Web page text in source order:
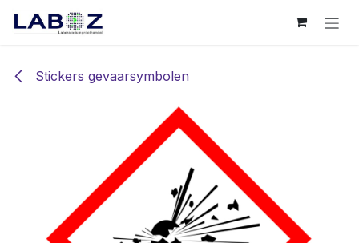
Overslaan naar inhoud
Stickers gevaarsymbolen